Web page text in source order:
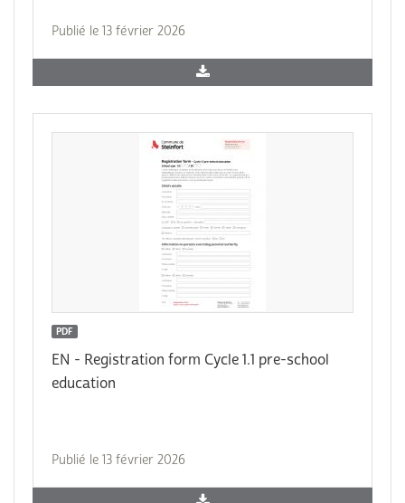
Publié le 13 février 2026
PDF
EN - Registration form Cycle 1.1 pre-school
education
Publié le 13 février 2026